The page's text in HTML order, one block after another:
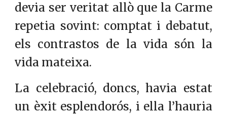
devia ser veritat allò que la Carme
repetia sovint: comptat i debatut,
els contrastos de la vida són la
vida mateixa.
La celebració, doncs, havia estat
un èxit esplendorós, i ella l’hauria